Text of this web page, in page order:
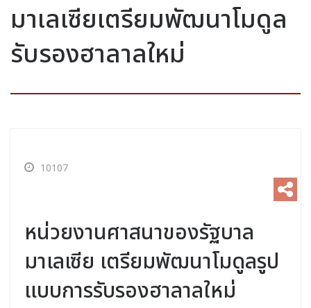
มาเลเซียเตรียมพัฒนาโมดูล
รับรองฮาลาลใหม่
10107
หน่วยงานศาสนาของรัฐบาล
มาเลเซีย เตรียมพัฒนาโมดูลรูป
แบบการรับรองฮาลาลใหม่